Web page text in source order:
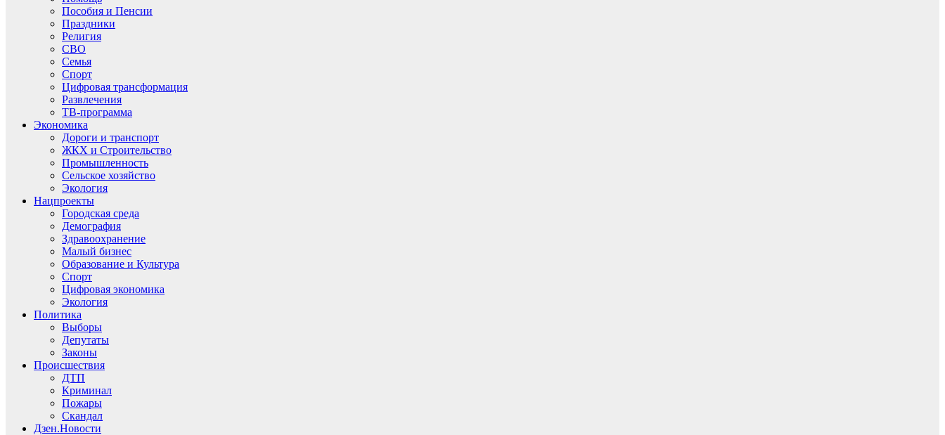
Пособия и Пенсии
Праздники
Религия
СВО
Семья
Спорт
Цифровая трансформация
Развлечения
ТВ-программа
Экономика
Дороги и транспорт
ЖКХ и Строительство
Промышленность
Сельское хозяйство
Экология
Нацпроекты
Городская среда
Демография
Здравоохранение
Малый бизнес
Образование и Культура
Спорт
Цифровая экономика
Экология
Политика
Выборы
Депутаты
Законы
Происшествия
ДТП
Криминал
Пожары
Скандал
Дзен.Новости